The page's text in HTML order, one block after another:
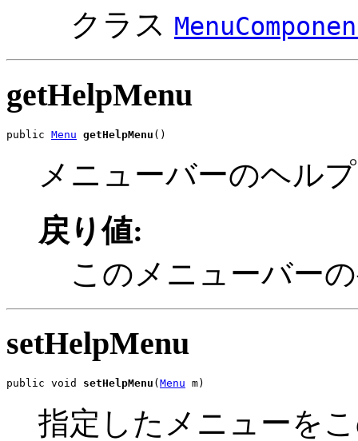
クラス
getHelpMenu
public Menu getHelpMenu ()
メニューバーのヘル
戻り値:
このメニューバー
setHelpMenu
public void setHelpMenu ( Menu m)
指定したメニューを